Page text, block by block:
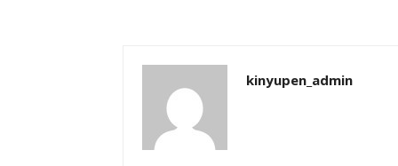
kinyupen_admin